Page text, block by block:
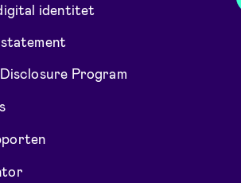
identitet
Program